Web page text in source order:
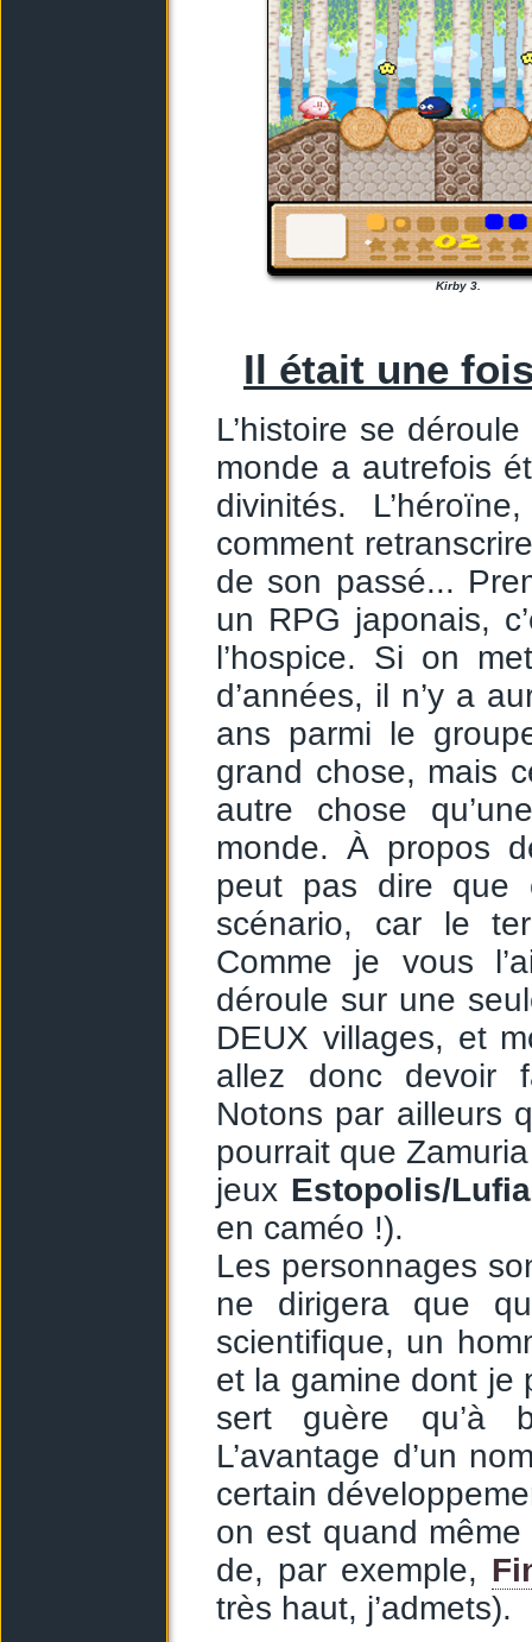
Kirby 3.
Il était une
L’histoire se
monde a autrefois
divinités.
comment
de son passé...
un RPG japonais,
l’hospice. Si on
d’années, il n’y a
ans parmi le
grand chose, mais
autre chose
monde. À propos
peut pas dire que
scénario, car le
Comme je vous
déroule sur une
DEUX villages, et
allez donc devoir
Notons par ailleurs
pourrait que
jeux Estopolis/Lufia
en caméo !).
Les personnages
ne dirigera que
scientifique, un
et la gamine dont je
sert guère qu’à
L’avantage d’un
certain
on est quand même
de, par exemple,
très haut, j’admets).